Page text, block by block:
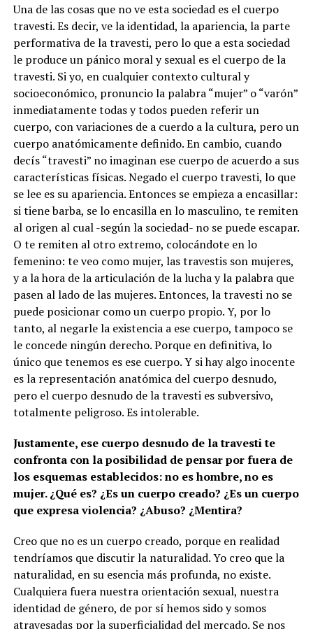
Una de las cosas que no ve esta sociedad es el cuerpo
travesti. Es decir, ve la identidad, la apariencia, la parte
performativa de la travesti, pero lo que a esta sociedad
le produce un pánico moral y sexual es el cuerpo de la
travesti. Si yo, en cualquier contexto cultural y
socioeconómico, pronuncio la palabra “mujer” o “varón”
inmediatamente todas y todos pueden referir un
cuerpo, con variaciones de a cuerdo a la cultura, pero un
cuerpo anatómicamente definido. En cambio, cuando
decís “travesti” no imaginan ese cuerpo de acuerdo a sus
características físicas. Negado el cuerpo travesti, lo que
se lee es su apariencia. Entonces se empieza a encasillar:
si tiene barba, se lo encasilla en lo masculino, te remiten
al origen al cual -según la sociedad- no se puede escapar.
O te remiten al otro extremo, colocándote en lo
femenino: te veo como mujer, las travestis son mujeres,
y a la hora de la articulación de la lucha y la palabra que
pasen al lado de las mujeres. Entonces, la travesti no se
puede posicionar como un cuerpo propio. Y, por lo
tanto, al negarle la existencia a ese cuerpo, tampoco se
le concede ningún derecho. Porque en definitiva, lo
único que tenemos es ese cuerpo. Y si hay algo inocente
es la representación anatómica del cuerpo desnudo,
pero el cuerpo desnudo de la travesti es subversivo,
totalmente peligroso. Es intolerable.
Justamente, ese cuerpo desnudo de la travesti te
confronta con la posibilidad de pensar por fuera de
los esquemas establecidos: no es hombre, no es
mujer. ¿Qué es? ¿Es un cuerpo creado? ¿Es un cuerpo
que expresa violencia? ¿Abuso? ¿Mentira?
Creo que no es un cuerpo creado, porque en realidad
tendríamos que discutir la naturalidad. Yo creo que la
naturalidad, en su esencia más profunda, no existe.
Cualquiera fuera nuestra orientación sexual, nuestra
identidad de género, de por sí hemos sido y somos
atravesadas por la superficialidad del mercado. Se nos